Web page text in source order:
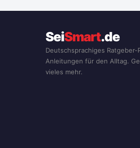
SeiSmart.de
Deutschsprachiges
Anleitungen für den Alltag.
vieles mehr.